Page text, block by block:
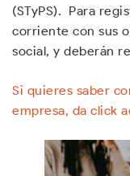
(STyPS). Para
corriente con sus
social, y deberán
Si quieres saber
empresa, da click